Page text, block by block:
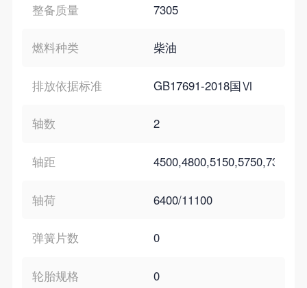
整备质量 7305
燃料种类 柴油
排放依据标准 GB17691-2018国Ⅵ
轴数 2
轴距
轴荷 6400/11100
弹簧片数 0
轮胎规格 0